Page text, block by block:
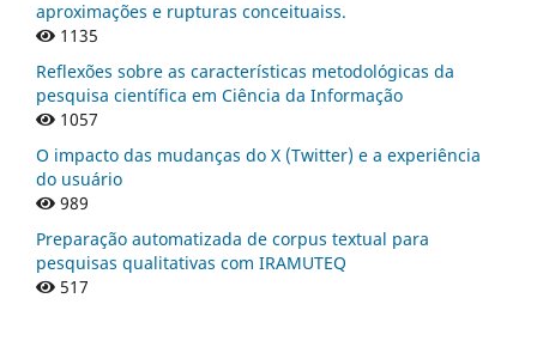
aproximações e rupturas conceituaiss.
1135
Reflexões sobre as características metodológicas da
pesquisa científica em Ciência da Informação
1057
O impacto das mudanças do X (Twitter) e a experiência
do usuário
989
Preparação automatizada de corpus textual para
pesquisas qualitativas com IRAMUTEQ
517